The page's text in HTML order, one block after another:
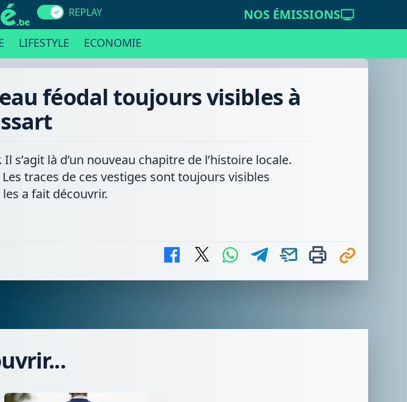
REPLAY NOS ÉMISSIONS
LIFESTYLE ECONOMIE
féodal toujours visibles à
s’agit là d’un nouveau chapitre de l’histoire locale.
traces de ces vestiges sont toujours visibles
a fait découvrir.